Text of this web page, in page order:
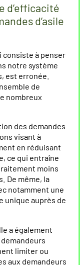
d’efficacité
d’asile
consiste à penser
notre système
est erronée.
de
nombreux
des demandes
visant à
en réduisant
ce qui entraîne
moins
De même, la
notamment une
unique auprès de
a également
limiter ou
aux demandeurs